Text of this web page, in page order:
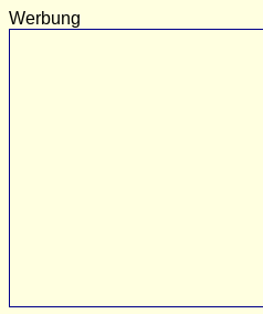
Werbung